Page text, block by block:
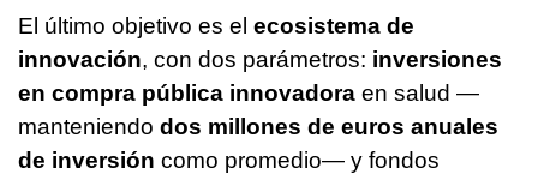
El último objetivo es el ecosistema de
innovación, con dos parámetros: inversiones
en compra pública innovadora en salud —
manteniendo dos millones de euros anuales
de inversión como promedio— y fondos